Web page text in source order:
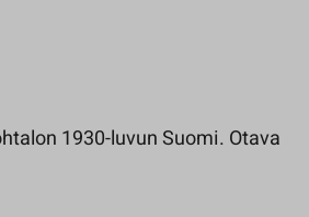
1930-luvun Suomi. Otava